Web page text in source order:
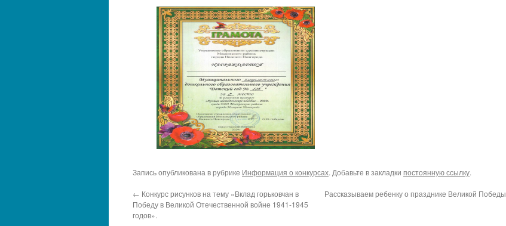
Запись опубликована в рубрике Информация о конкурсах. Добавьте в закладки постоянную ссылку.
← Конкурс рисунков на тему «Вклад горьковчан в
Победу в Великой Отечественной войне 1941-1945
годов».
Рассказываем ребенку о празднике Великой Победы